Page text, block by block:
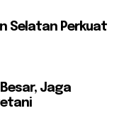
Selatan Perkuat
Jaga